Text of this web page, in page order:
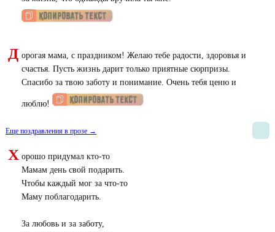
Д орогая мама, с праздником! Желаю тебе радости, здоровья и
счастья. Пусть жизнь дарит только приятные сюрпризы.
Спасибо за твою заботу и понимание. Очень тебя ценю и
люблю!
Еще поздравления в прозе →
Х орошо придумал кто-то
Мамам день свой подарить.
Чтобы каждый мог за что-то
Маму поблагодарить.
За любовь и за заботу,